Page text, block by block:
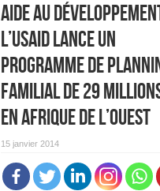
Aide au
L’USAID lance un
programme de
familial de 29
en Afrique de l’Ouest
15 janvier 2014